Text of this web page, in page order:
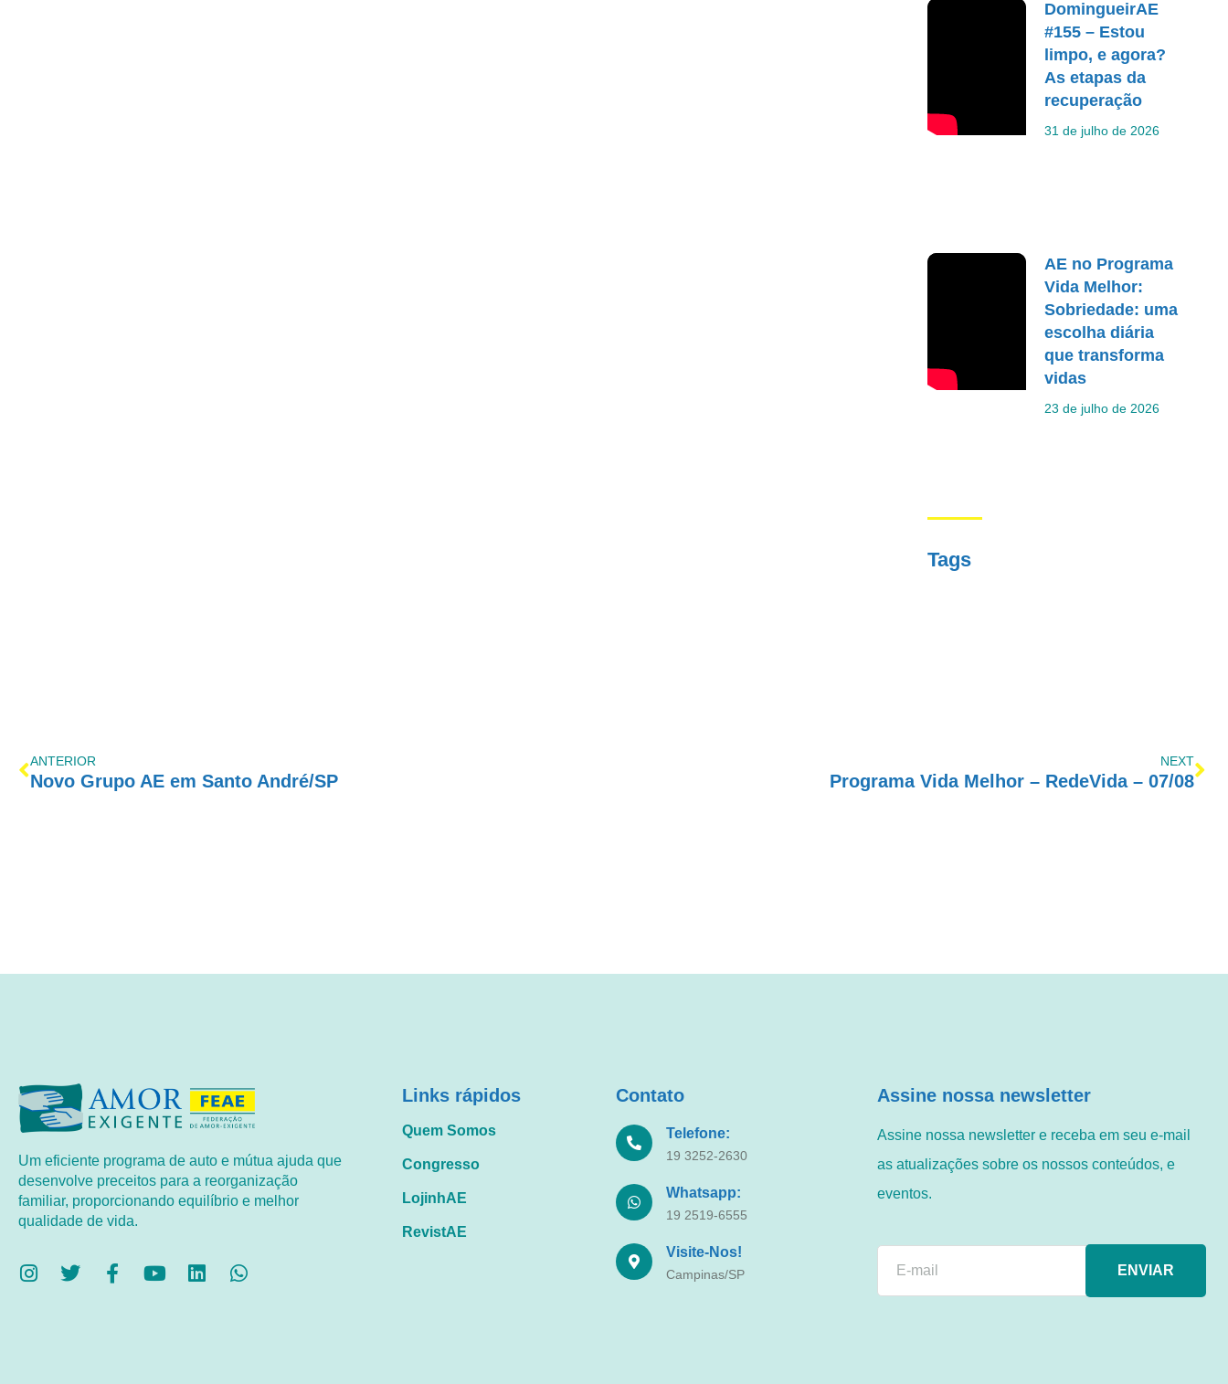
DomingueirAE
#155 – Estou
limpo, e agora?
As etapas da
recuperação
31 de julho de 2026
AE no Programa
Vida Melhor:
Sobriedade: uma
escolha diária
que transforma
vidas
23 de julho de 2026
Tags
ANTERIOR
Novo Grupo AE em Santo André/SP
NEXT
Programa Vida Melhor – RedeVida – 07/08
Um eficiente programa de auto e mútua ajuda que
desenvolve preceitos para a reorganização
familiar, proporcionando equilíbrio e melhor
qualidade de vida.
Links rápidos
Quem Somos
Congresso
LojinhAE
RevistAE
Contato
Telefone:
19 3252-2630
Whatsapp:
19 2519-6555
Visite-Nos!
Campinas/SP
Assine nossa newsletter
Assine nossa newsletter e receba em seu e-mail
as atualizações sobre os nossos conteúdos, e
eventos.
ENVIAR